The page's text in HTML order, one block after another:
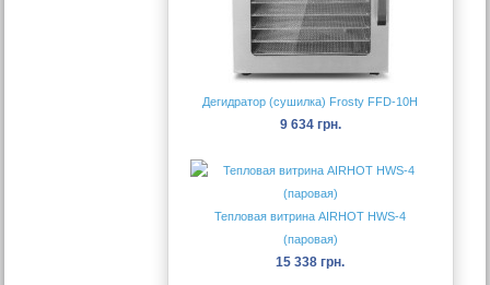
Дегидратор (сушилка) Frosty FFD-10H
9 634 грн.
Тепловая витрина AIRHOT HWS-4
(паровая)
15 338 грн.